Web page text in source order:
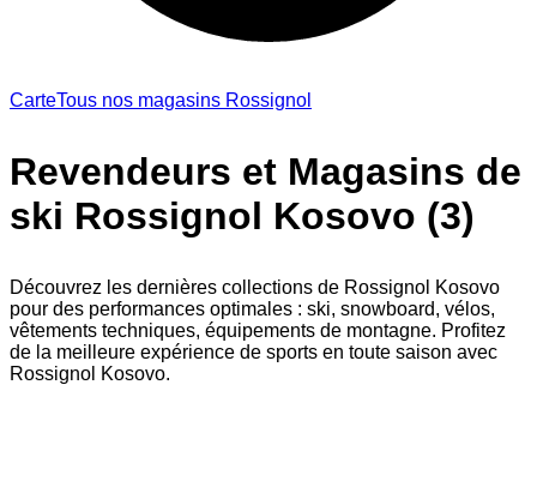
CarteTous nos magasins Rossignol
Revendeurs et Magasins de
ski Rossignol Kosovo (3)
Découvrez les dernières collections de Rossignol Kosovo
pour des performances optimales : ski, snowboard, vélos,
vêtements techniques, équipements de montagne. Profitez
de la meilleure expérience de sports en toute saison avec
Rossignol Kosovo.